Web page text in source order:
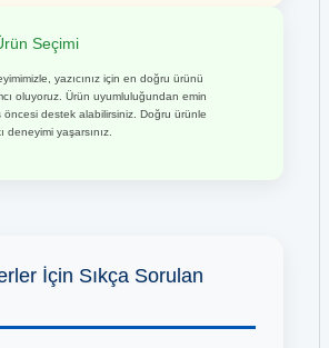
Seçimi
yazıcınız için en doğru ürünü
oluyoruz. Ürün uyumluluğundan emin
öncesi destek alabilirsiniz. Doğru ürünle
deneyimi yaşarsınız.
İçin Sıkça Sorulan